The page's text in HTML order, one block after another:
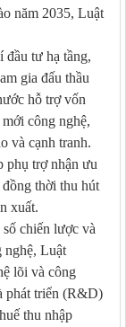
năm 2035, Luật
đầu tư hạ tầng,
gia đấu thầu
hỗ trợ vốn
công nghệ,
và cạnh tranh.
phụ trợ nhận ưu
thời thu hút
xuất.
chiến lược và
nghệ, Luật
lõi và công
phát triển (R&D)
thu nhập